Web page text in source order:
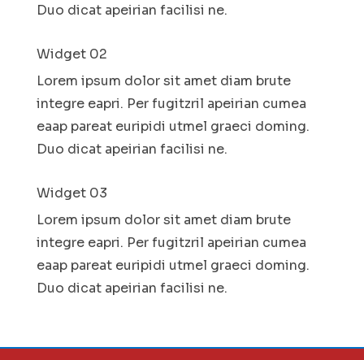
Duo dicat apeirian facilisi ne.
Widget 02
Lorem ipsum dolor sit amet diam brute
integre eapri. Per fugitzril apeirian cumea
eaap pareat euripidi utmel graeci doming.
Duo dicat apeirian facilisi ne.
Widget 03
Lorem ipsum dolor sit amet diam brute
integre eapri. Per fugitzril apeirian cumea
eaap pareat euripidi utmel graeci doming.
Duo dicat apeirian facilisi ne.